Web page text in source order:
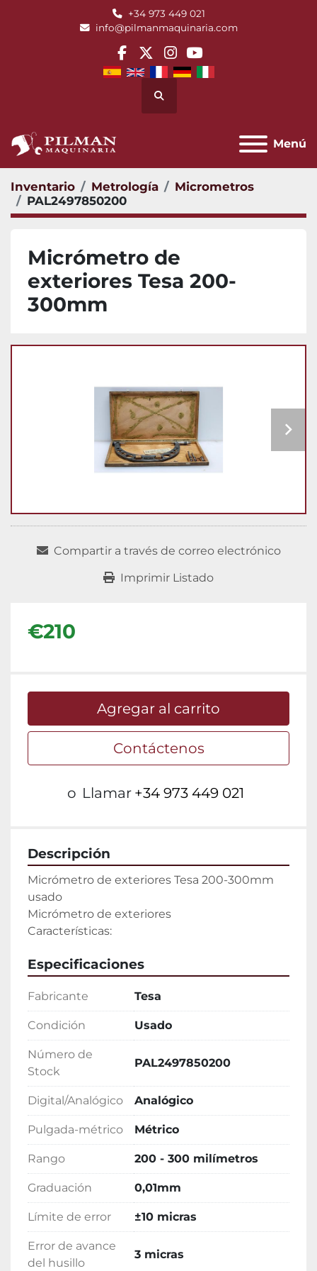
+34 973 449 021
info@pilmanmaquinaria.com
facebook
twitterinstagram
youtube
Buscar
Menú
Inventario Metrología
Micrometros
PAL2497850200
Micrómetro de
exteriores Tesa 200-
300mm
Compartir a través de correo electrónico
Imprimir Listado
€210
Agregar al carrito
Contáctenos
o Llamar +34 973 449 021
Descripción
Micrómetro de exteriores Tesa 200-300mm
usado
Micrómetro de exteriores
Características:
Especificaciones
Fabricante Tesa
Condición Usado
Número de
Stock
PAL2497850200
Digital/Analógico Analógico
Pulgada-métrico Métrico
Rango 200 - 300 milímetros
Graduación 0,01mm
Límite de error ±10 micras
Error de avance
del husillo
3 micras